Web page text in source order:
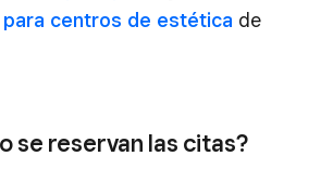
centros de estética de
se reservan las citas?